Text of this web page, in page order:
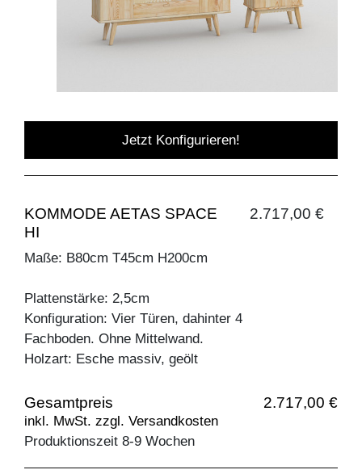
Jetzt Konfigurieren!
KOMMODE AETAS SPACE
HI
2.717,00 €
Maße: B80cm T45cm H200cm
Plattenstärke: 2,5cm
Konfiguration: Vier Türen, dahinter 4
Fachboden. Ohne Mittelwand.
Holzart: Esche massiv, geölt
Gesamtpreis 2.717,00 €
inkl. MwSt. zzgl. Versandkosten
Produktionszeit 8-9 Wochen